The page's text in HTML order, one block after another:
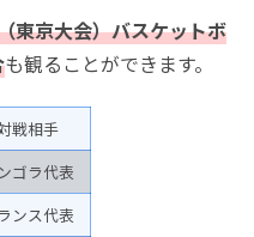
京大会）バスケットボ
も観ることができます。
戦相手
ゴラ代表
ンス代表